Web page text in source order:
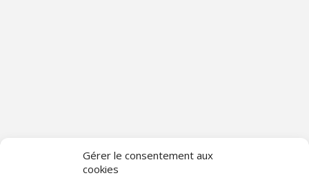
Gérer le consentement aux
cookies